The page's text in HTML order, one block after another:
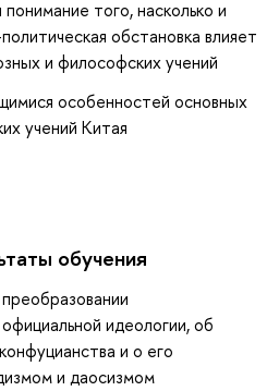
того, насколько и
обстановка влияет
и философских учений
особенностей основных
учений Китая
обучения
идеологии, об
и о его
и даосизмом